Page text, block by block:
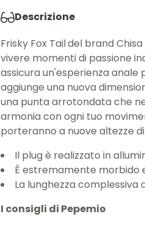
Descrizione
Frisky Fox Taildel brand
vivere momenti di passione
assicura un'esperienza
aggiunge una nuova
una punta arrotondata che
armonia con ogni tuo
porteranno a nuove altezze
Il plug è realizzato in
È estremamente morbido
La lunghezza complessiva
I consigli di Pepemio